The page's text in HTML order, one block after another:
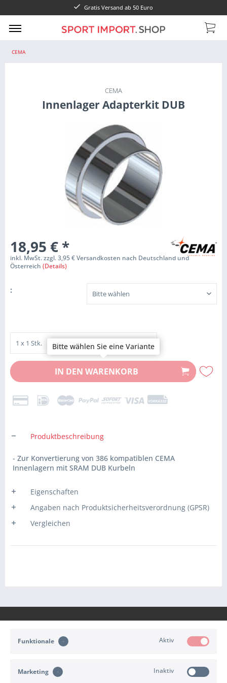
Gratis Versand ab 50 Euro
CEMA
CEMA
Innenlager Adapterkit DUB
18,95 € *
inkl. MwSt. zzgl. 3,95 € Versandkosten nach Deutschland und
Österreich (Details)
:
IN DEN WARENKORB
Produktbeschreibung
- Zur Konvertierung von 386 kompatiblen CEMA
Innenlagern mit SRAM DUB Kurbeln
Eigenschaften
Angaben nach Produktsicherheitsverordnung (GPSR)
Vergleichen
Funktionale Aktiv
Marketing Inaktiv
Bitte wählen Sie eine Variante